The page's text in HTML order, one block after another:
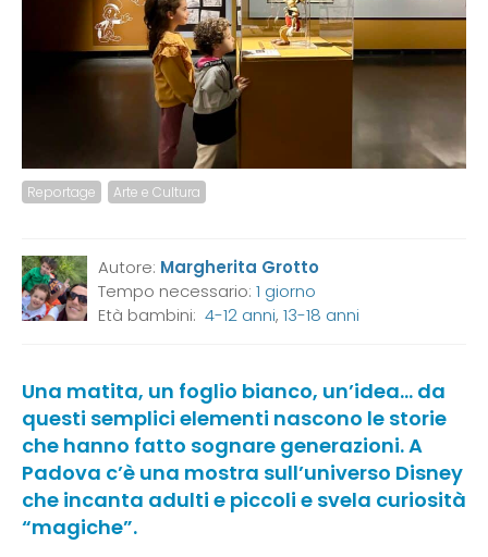
Reportage Arte e Cultura
Autore: Margherita Grotto
Tempo necessario: 1 giorno
Età bambini: 4-12 anni, 13-18 anni
Una matita, un foglio bianco, un’idea… da
questi semplici elementi nascono le storie
che hanno fatto sognare generazioni. A
Padova c’è una mostra sull’universo Disney
che incanta adulti e piccoli e svela curiosità
“magiche”.